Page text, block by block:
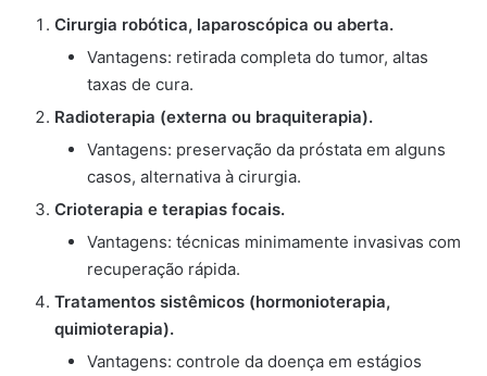
Cirurgia robótica, laparoscópica ou aberta.
Vantagens: retirada completa do tumor, altas
taxas de cura.
Radioterapia (externa ou braquiterapia).
Vantagens: preservação da próstata em alguns
casos, alternativa à cirurgia.
Crioterapia e terapias focais.
Vantagens: técnicas minimamente invasivas com
recuperação rápida.
Tratamentos sistêmicos (hormonioterapia,
quimioterapia).
Vantagens: controle da doença em estágios